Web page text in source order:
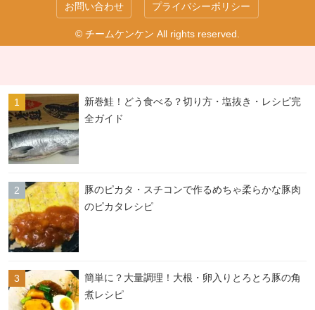
お問い合わせ プライバシーポリシー
© チームケンケン All rights reserved.
新巻鮭！どう食べる？切り方・塩抜き・レシピ完
全ガイド
豚のピカタ・スチコンで作るめちゃ柔らかな豚肉
のピカタレシピ
簡単に？大量調理！大根・卵入りとろとろ豚の角
煮レシピ